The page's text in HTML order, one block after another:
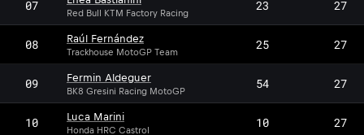
07 Red Bull KTM Factory Racing 23 27
08 Raúl Fernández
Trackhouse MotoGP Team 25 27
09 Fermin Aldeguer
BK8 Gresini Racing MotoGP 54 27
10 Luca Marini
Honda HRC Castrol 10 27